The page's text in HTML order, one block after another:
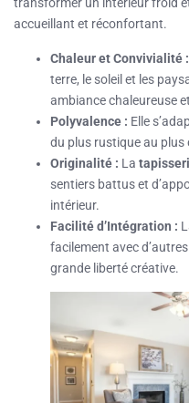
accueillant et réconfortant.
Chaleur et Convivialité :
terre, le soleil et les
ambiance chaleureuse
Polyvalence : Elle
du plus rustique au plus
Originalité : La
sentiers battus et
intérieur.
Facilité d’Intégration :
facilement avec
grande liberté créative.